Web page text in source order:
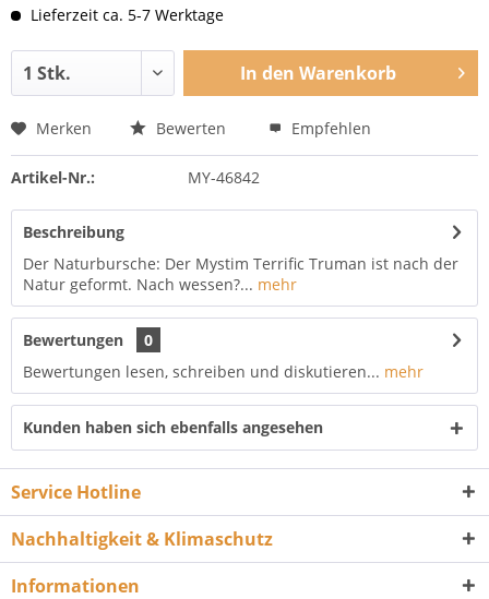
Lieferzeit ca. 5-7 Werktage
In den Warenkorb
Merken Bewerten Empfehlen
Artikel-Nr.: MY-46842
Beschreibung
Der Naturbursche: Der Mystim Terrific Truman ist nach der
Natur geformt. Nach wessen?... mehr
Bewertungen
0
Bewertungen lesen, schreiben und diskutieren... mehr
Kunden haben sich ebenfalls angesehen
Service Hotline
Nachhaltigkeit & Klimaschutz
Informationen